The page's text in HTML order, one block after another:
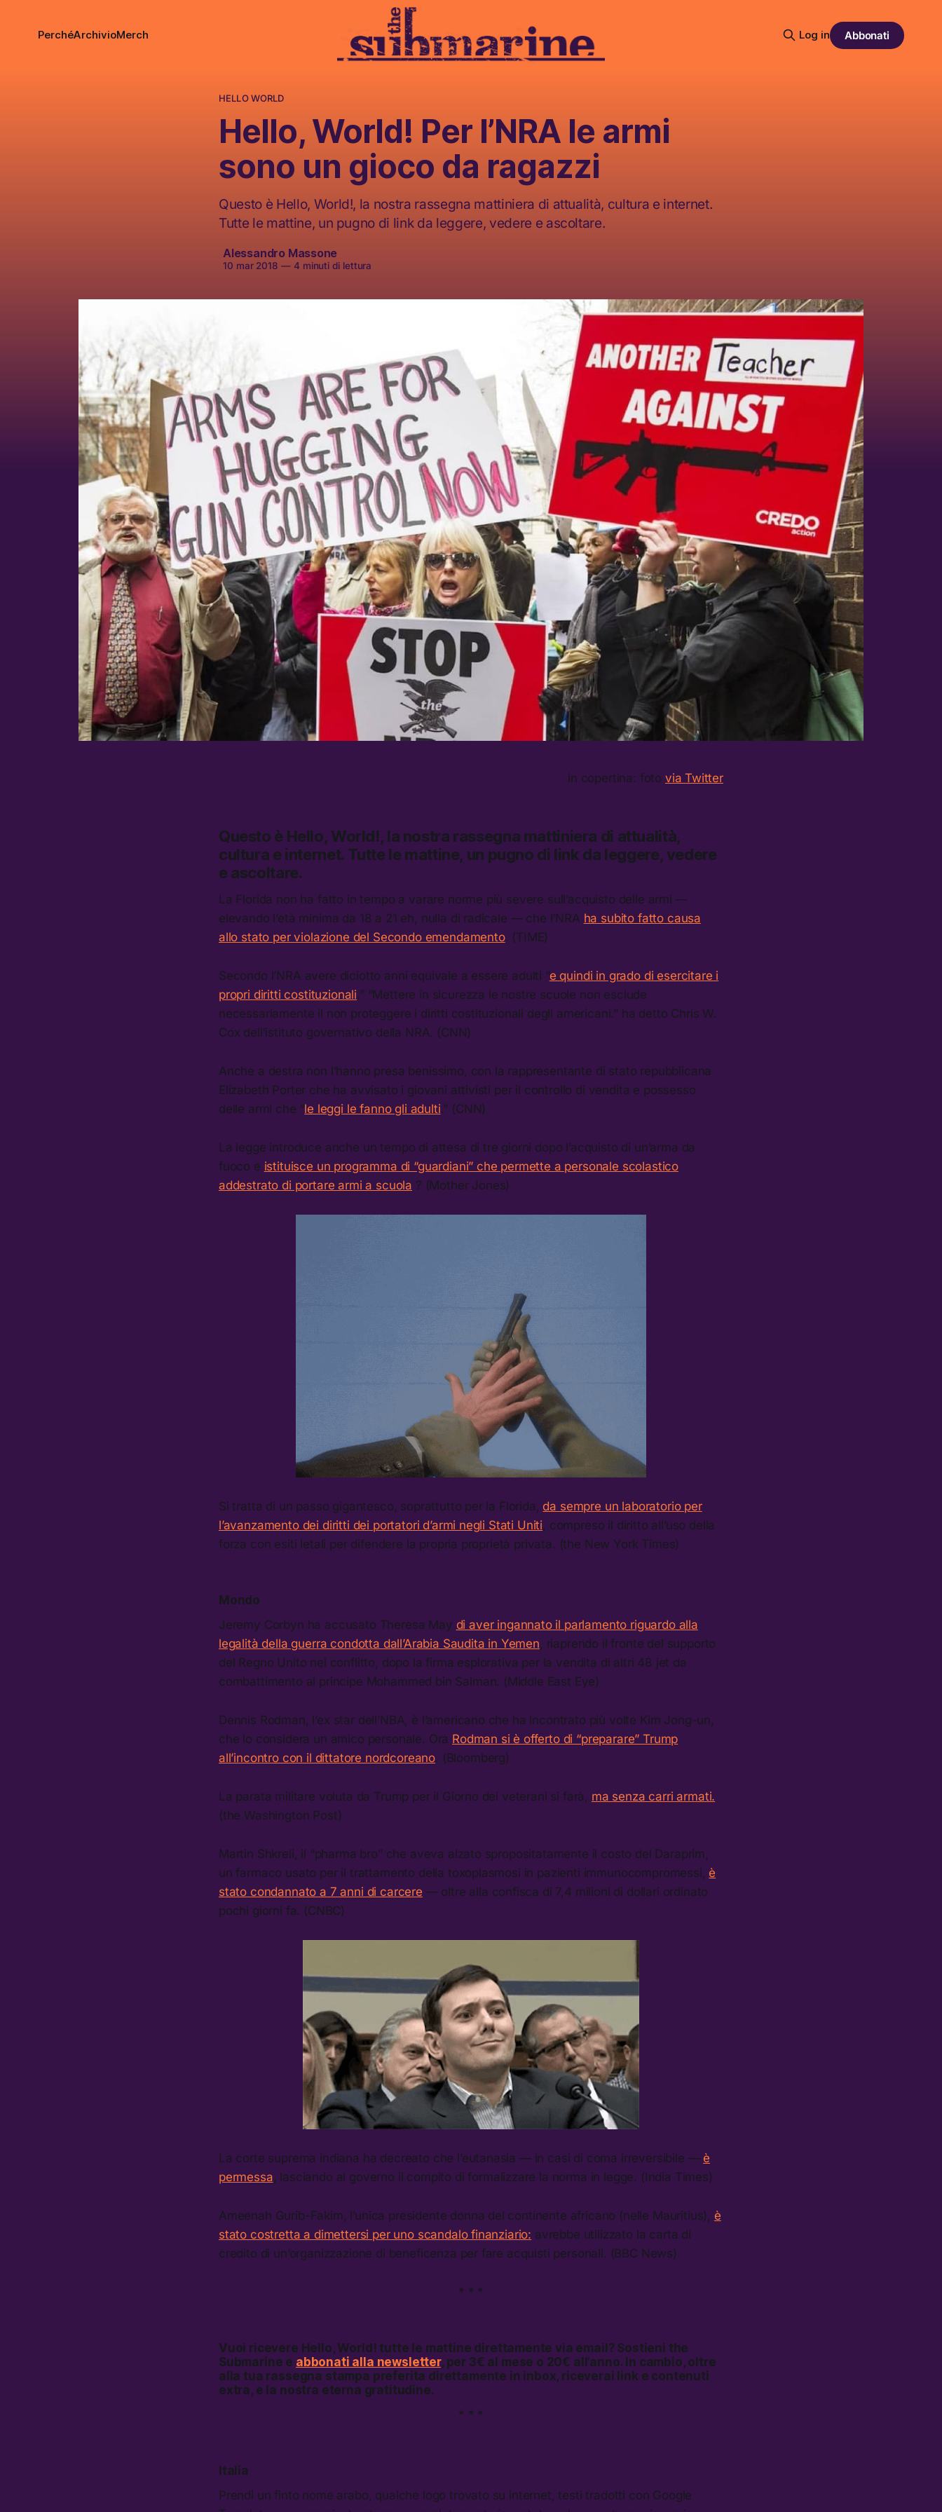
PerchéArchivioMerch Log in Abbonati
HELLO WORLD
Hello, World! Per l’NRA le armi
sono un gioco da ragazzi
Questo è Hello, World!, la nostra rassegna mattiniera di attualità, cultura e internet.
Tutte le mattine, un pugno di link da leggere, vedere e ascoltare.
Alessandro Massone
10 mar 2018 —4 minuti di lettura
in copertina: foto via Twitter
Questo è Hello, World!, la nostra rassegna mattiniera di attualità,
cultura e internet. Tutte le mattine, un pugno di link da leggere, vedere
e ascoltare.
La Florida non ha fatto in tempo a varare norme più severe sull’acquisto delle armi —
elevando l’età minima da 18 a 21 eh, nulla di radicale — che l’NRA ha subito fatto causa
allo stato per violazione del Secondo emendamento. (TIME)
Secondo l’NRA avere diciotto anni equivale a essere adulti “e quindi in grado di esercitare i
propri diritti costituzionali.” “Mettere in sicurezza le nostre scuole non esclude
necessariamente il non proteggere i diritti costituzionali degli americani.” ha detto Chris W.
Cox dell’istituto governativo della NRA. (CNN)
Anche a destra non l’hanno presa benissimo, con la rappresentante di stato repubblicana
Elizabeth Porter che ha avvisato i giovani attivisti per il controllo di vendita e possesso
delle armi che “le leggi le fanno gli adulti.” (CNN)
La legge introduce anche un tempo di attesa di tre giorni dopo l’acquisto di un’arma da
fuoco e istituisce un programma di “guardiani” che permette a personale scolastico
addestrato di portare armi a scuola ? (Mother Jones)
Si tratta di un passo gigantesco, soprattutto per la Florida, da sempre un laboratorio per
l’avanzamento dei diritti dei portatori d’armi negli Stati Uniti, compreso il diritto all’uso della
forza con esiti letali per difendere la propria proprietà privata. (the New York Times)
Mondo
Jeremy Corbyn ha accusato Theresa May di aver ingannato il parlamento riguardo alla
legalità della guerra condotta dall’Arabia Saudita in Yemen, riaprendo il fronte del supporto
del Regno Unito nel conflitto, dopo la firma esplorativa per la vendita di altri 48 jet da
combattimento al principe Mohammed bin Salman. (Middle East Eye)
Dennis Rodman, l’ex star dell’NBA, è l’americano che ha incontrato più volte Kim Jong-un,
che lo considera un amico personale. Ora Rodman si è offerto di “preparare” Trump
all’incontro con il dittatore nordcoreano. (Bloomberg)
La parata militare voluta da Trump per il Giorno dei veterani si farà, ma senza carri armati.
(the Washington Post)
Martin Shkreli, il “pharma bro” che aveva alzato spropositatamente il costo del Daraprim,
un farmaco usato per il trattamento della toxoplasmosi in pazienti immunocompromessi, è
stato condannato a 7 anni di carcere — oltre alla confisca di 7,4 milioni di dollari ordinato
pochi giorni fa. (CNBC)
La corte suprema indiana ha decreato che l’eutanasia — in casi di coma irreversibile — è
permessa, lasciando al governo il compito di formalizzare la norma in legge. (India Times)
Ameenah Gurib-Fakim, l’unica presidente donna del continente africano (nelle Mauritius), è
stato costretta a dimettersi per uno scandalo finanziario: avrebbe utilizzato la carta di
credito di un’organizzazione di beneficenza per fare acquisti personali. (BBC News)
* * *
Vuoi ricevere Hello, World! tutte le mattine direttamente via email? Sostieni the
Submarine e abbonati alla newsletter, per 3€ al mese o 20€ all’anno. In cambio, oltre
alla tua rassegna stampa preferita direttamente in inbox, riceverai link e contenuti
extra, e la nostra eterna gratitudine.
* * *
Italia
Prendi un finto nome arabo, qualche logo trovato su internet, testi tradotti con Google